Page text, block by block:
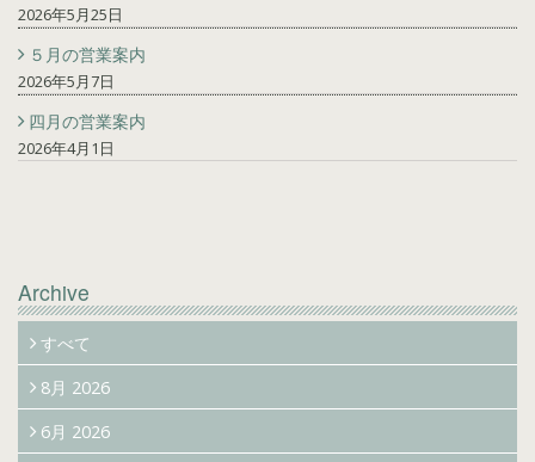
2026年5月25日
５月の営業案内
2026年5月7日
四月の営業案内
2026年4月1日
Archive
すべて
8月 2026
6月 2026